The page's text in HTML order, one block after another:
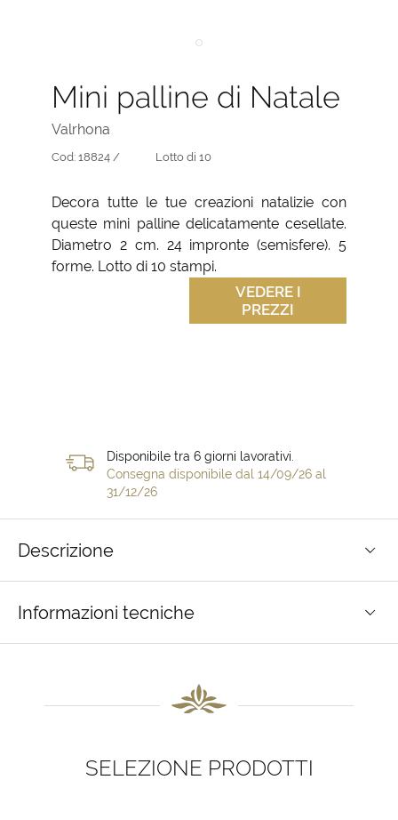
Mini palline di Natale
Valrhona
Cod: 18824 / Lotto di 10
Decora tutte le tue creazioni natalizie con
queste mini palline delicatamente cesellate.
Diametro 2 cm. 24 impronte (semisfere). 5
forme. Lotto di 10 stampi.
VEDERE I
PREZZI
Disponibile tra 6 giorni lavorativi.
Consegna disponibile dal 14/09/26 al
31/12/26
Descrizione
Informazioni tecniche
SELEZIONE PRODOTTI